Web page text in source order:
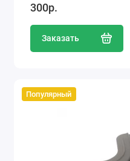
300р.
Заказать
Популярный